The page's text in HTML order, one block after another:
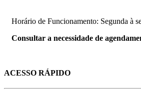
Horário de Funcionamento: Segunda à
Consultar a necessidade de
ACESSO RÁPIDO